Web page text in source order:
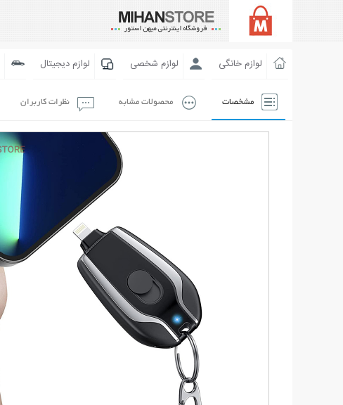
لوازم خانگی لوازم شخصی لوازم دیجیتال
مشخصات محصولات مشابه نظرات کاربران